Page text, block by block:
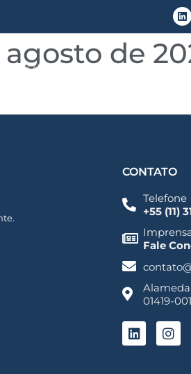
Áreas de Atuação Conteúdo
de
CONTATO
Telefone
+55 (11)
Fale
Alameda
01419-